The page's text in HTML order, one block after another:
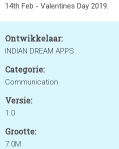
14th Feb - Valentines Day 2019.
Ontwikkelaar:
INDIAN DREAM APPS
Categorie:
Communication
Versie:
1.0
Grootte:
7.0M